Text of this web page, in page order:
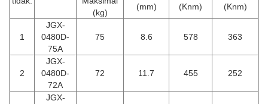
(kg)
(mm)
(Knm)
(Knm)
1
JGX-
0480D-
75A
75 8.6 578 363
2
JGX-
0480D-
72A
72 11.7 455 252
JGX-